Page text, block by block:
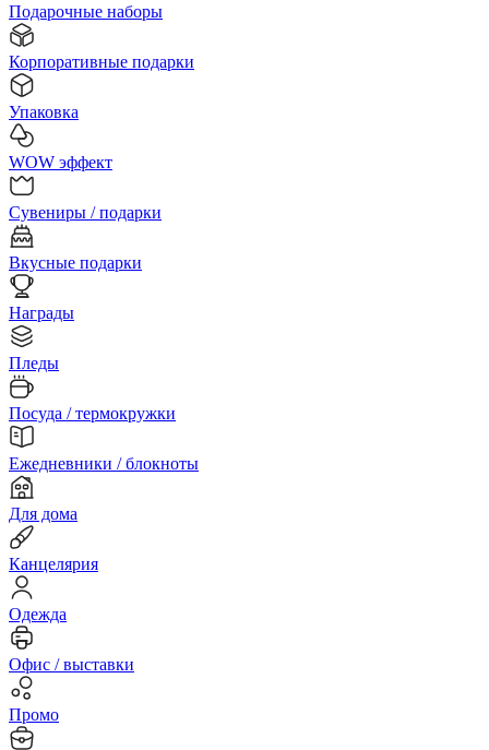
Подарочные наборы
Корпоративные подарки
Упаковка
WOW эффект
Сувениры / подарки
Вкусные подарки
Награды
Пледы
Посуда / термокружки
Ежедневники / блокноты
Для дома
Канцелярия
Одежда
Офис / выставки
Промо